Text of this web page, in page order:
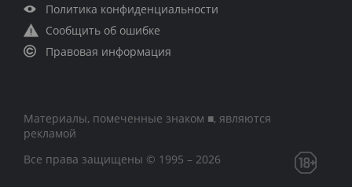
Политика конфиденциальности
Сообщить об ошибке
Правовая информация
Материалы, помеченные знаком ■, являются
рекламой
Все права защищены © 1995 – 2026